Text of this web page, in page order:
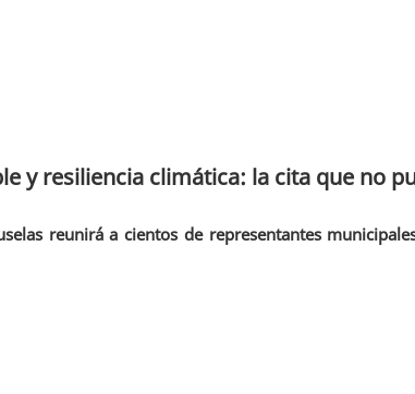
y resiliencia climática: la cita que no
reunirá a cientos de representantes